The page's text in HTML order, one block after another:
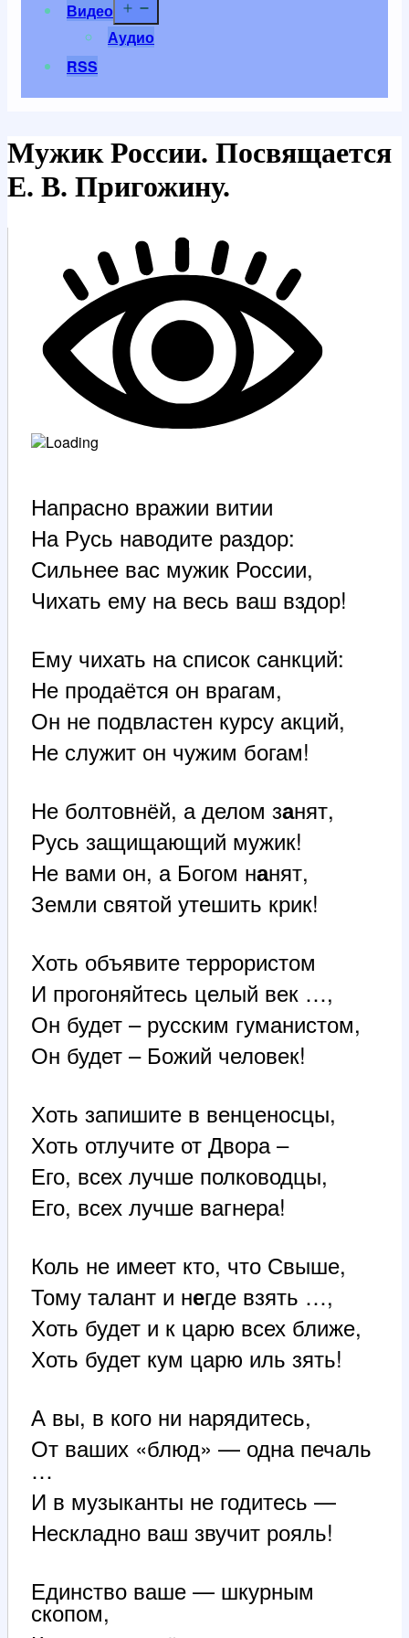
Видео
Аудио
RSS
Мужик России. Посвящается
Е. В. Пригожину.
Напрасно вражии витии
На Русь наводите раздор:
Сильнее вас мужик России,
Чихать ему на весь ваш вздор!
Ему чихать на список санкций:
Не продаётся он врагам,
Он не подвластен курсу акций,
Не служит он чужим богам!
Не болтовнёй, а делом занят,
Русь защищающий мужик!
Не вами он, а Богом нанят,
Земли святой утешить крик!
Хоть объявите террористом
И прогоняйтесь целый век …,
Он будет – русским гуманистом,
Он будет – Божий человек!
Хоть запишите в венценосцы,
Хоть отлучите от Двора –
Его, всех лучше полководцы,
Его, всех лучше вагнера!
Коль не имеет кто, что Свыше,
Тому талант и негде взять …,
Хоть будет и к царю всех ближе,
Хоть будет кум царю иль зять!
А вы, в кого ни нарядитесь,
От ваших «блюд» — одна печаль
…
И в музыканты не годитесь —
Нескладно ваш звучит рояль!
Единство ваше — шкурным
скопом,